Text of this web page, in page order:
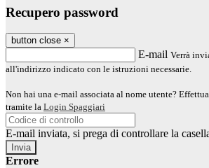
Recupero password
button close ×
E-mail Verrà
all'indirizzo indicato con le istruzioni necessarie.
Non hai una e-mail associata al nome utente?
tramite la Login Spaggiari
E-mail inviata, si prega di controllare la
Errore